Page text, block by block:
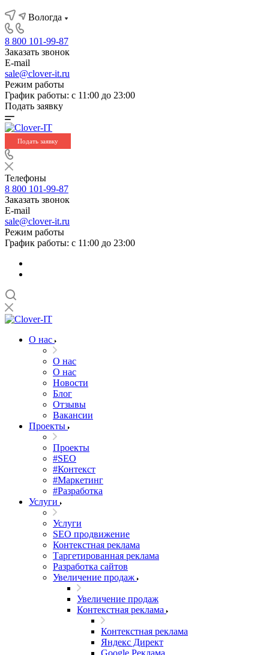
Вологда
8 800 101-99-87
Заказать звонок
E-mail
sale@clover-it.ru
Режим работы
График работы: с 11:00 до 23:00
Подать заявку
Подать заявку
Телефоны
8 800 101-99-87
Заказать звонок
E-mail
sale@clover-it.ru
Режим работы
График работы: с 11:00 до 23:00
О нас
О нас
О нас
Новости
Блог
Отзывы
Вакансии
Проекты
Проекты
#SEO
#Контекст
#Маркетинг
#Разработка
Услуги
Услуги
SEO продвижение
Контекстная реклама
Таргетированная реклама
Разработка сайтов
Увеличение продаж
Увеличение продаж
Контекстная реклама
Контекстная реклама
Яндекс Директ
Google Реклама